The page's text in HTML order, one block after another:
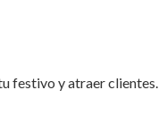
festivo y atraer clientes.